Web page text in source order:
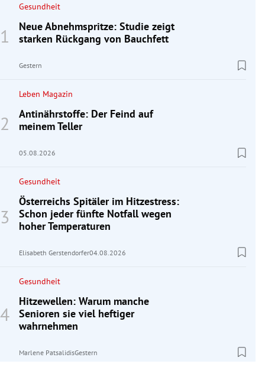
Gesundheit
Neue Abnehmspritze: Studie zeigt
starken Rückgang von Bauchfett
Gestern
Leben Magazin
Antinährstoffe: Der Feind auf
meinem Teller
05.08.2026
Gesundheit
Österreichs Spitäler im Hitzestress:
Schon jeder fünfte Notfall wegen
hoher Temperaturen
Elisabeth Gerstendorfer04.08.2026
Gesundheit
Hitzewellen: Warum manche
Senioren sie viel heftiger
wahrnehmen
Marlene PatsalidisGestern